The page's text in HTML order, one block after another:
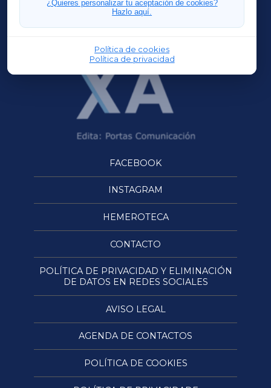
¿Quieres personalizar tu aceptación de cookies?
Hazlo aquí.
Política de cookies
Política de privacidad
OURENSEXA
FACEBOOK
INSTAGRAM
HEMEROTECA
CONTACTO
POLÍTICA DE PRIVACIDAD Y ELIMINACIÓN
DE DATOS EN REDES SOCIALES
AVISO LEGAL
AGENDA DE CONTACTOS
POLÍTICA DE COOKIES